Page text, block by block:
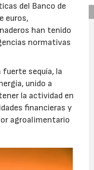
del Banco de
euros,
han tenido
normativas
sequía, la
unido a
la actividad en
financieras y
agroalimentario